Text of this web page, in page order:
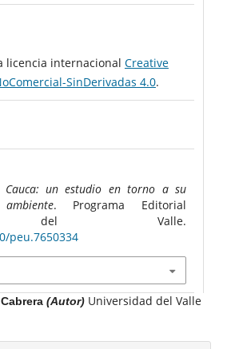
licencia internacional Creative
SinDerivadas 4.0.
Cauca: un estudio en torno a su
. Programa Editorial
del Valle.
peu.7650334
(Autor) Universidad del Valle